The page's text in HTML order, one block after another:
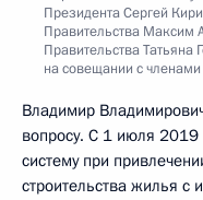
Президента Сергей
Правительства Максим
Правительства Татьяна
на совещании с
Владимир
вопросу. С 1 июля
систему при
строительства жилья с